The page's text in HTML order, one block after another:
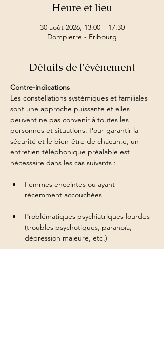
Heure et lieu
30 août 2026, 13:00 – 17:30
Dompierre - Fribourg
Détails de l'évènement
Contre-indications
Les constellations systémiques et familiales
sont une approche puissante et elles
peuvent ne pas convenir à toutes les
personnes et situations. Pour garantir la
sécurité et le bien-être de chacun.e, un
entretien téléphonique préalable est
nécessaire dans les cas suivants :
Femmes enceintes ou ayant
récemment accouchées
Problématiques psychiatriques lourdes
(troubles psychotiques, paranoïa,
dépression majeure, etc.)